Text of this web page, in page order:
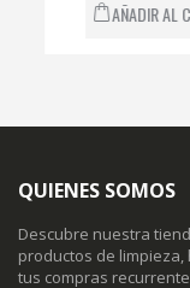
AÑADIR AL
QUIENES SOMOS
Descubre nuestra
productos de
tus compras